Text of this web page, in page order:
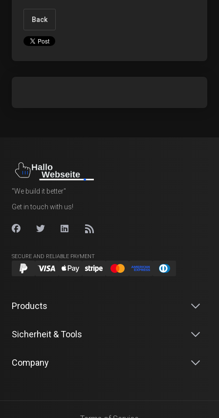
Back
"We build it better"
Get in touch with us!
SECURE AND RELIABLE PAYMENT
Products
Sicherheit & Tools
Company